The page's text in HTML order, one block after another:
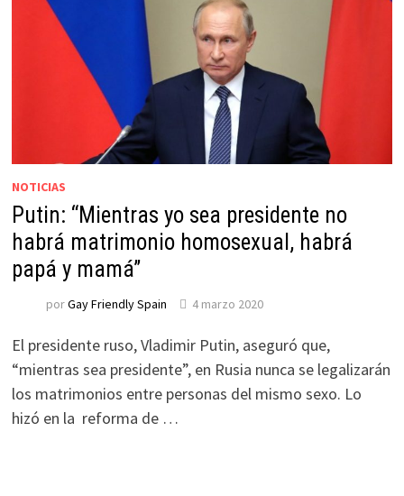
NOTICIAS
Putin: “Mientras yo sea presidente no
habrá matrimonio homosexual, habrá
papá y mamá”
porGay Friendly Spain 4 marzo 2020
El presidente ruso, Vladimir Putin, aseguró que,
“mientras sea presidente”, en Rusia nunca se legalizarán
los matrimonios entre personas del mismo sexo. Lo
hizó en la reforma de …